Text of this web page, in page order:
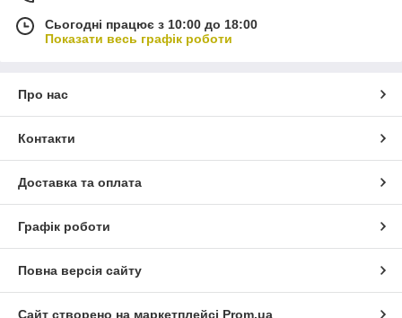
Сьогодні працює з 10:00 до 18:00
Показати весь графік роботи
Про нас
Контакти
Доставка та оплата
Графік роботи
Повна версія сайту
Сайт створено на маркетплейсі Prom.ua